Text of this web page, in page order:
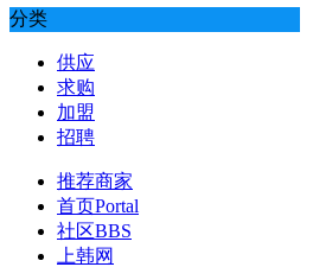
分类
供应
求购
加盟
招聘
推荐商家
首页Portal
社区BBS
上韩网